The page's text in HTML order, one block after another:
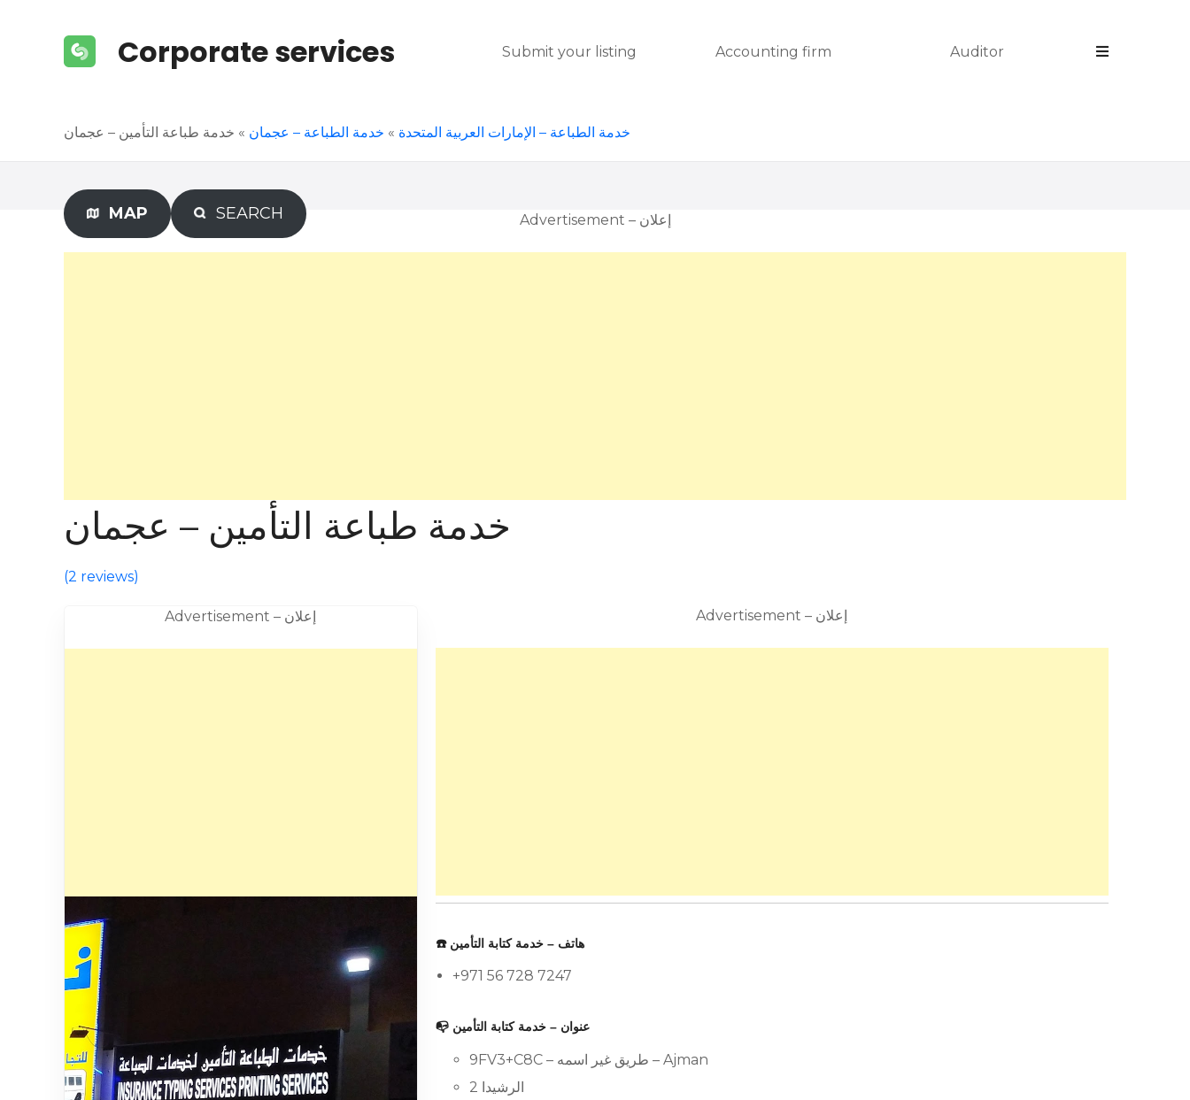
Corporate services Submit your listing Accounting firm Auditor
خدمة الطباعة – الإمارات العربية المتحدة » خدمة الطباعة – عجمان » خدمة طباعة التأمين – عجمان
MAP SEARCH Advertisement – إعلان
خدمة طباعة التأمين – عجمان
(2 reviews)
Advertisement – إعلان Advertisement – إعلان
☎️ هاتف – خدمة كتابة التأمين
+971 56 728 7247
📭 عنوان – خدمة كتابة التأمين
9FV3+C8C – طريق غير اسمه – Ajman
الرشيدا 2